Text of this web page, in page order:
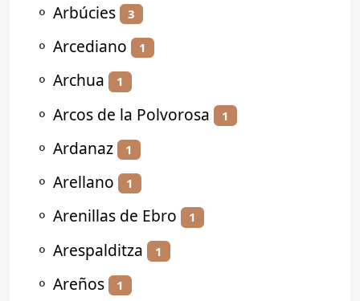
⚬ Arbúcies 3
⚬ Arcediano 1
⚬ Archua 1
⚬ Arcos de la Polvorosa 1
⚬ Ardanaz 1
⚬ Arellano 1
⚬ Arenillas de Ebro 1
⚬ Arespalditza 1
⚬ Areños 1